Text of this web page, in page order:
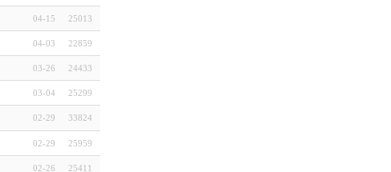
04-15 25013
04-03 22859
03-26 24433
03-04 25299
02-29 33824
02-29 25959
02-26 25411